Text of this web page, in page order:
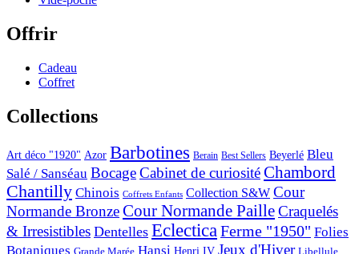
Offrir
Cadeau
Coffret
Collections
Art déco "1920" Azor Barbotines Berain Best Sellers Beyerlé Bleu
Salé / Sanséau BocageCabinet de curiositéChambord
Chantilly Chinois Coffrets Enfants Collection S&W Cour
Normande BronzeCour Normande PailleCraquelés
& Irresistibles Dentelles EclecticaFerme "1950" Folies
Botaniques Grande Marée Hansi Henri IV Jeux d'Hiver Libellule